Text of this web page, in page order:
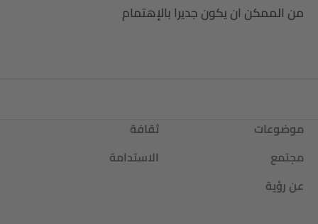
من الممكن ان يكون جديرا بالإهتمام
موضوعات
ثقافة
مجتمع
الاستدامة
عن رؤية